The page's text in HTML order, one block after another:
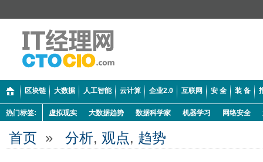
区块链 大数据 人工智能 云计算 企业2.0 互联网 安 全 装 备
热门标签: 虚拟现实 大数据趋势 数据科学家 机器学习 网络安全
首页 » 分析, 观点, 趋势